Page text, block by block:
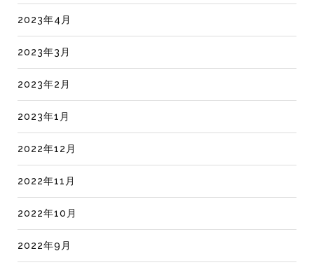
2023年4月
2023年3月
2023年2月
2023年1月
2022年12月
2022年11月
2022年10月
2022年9月